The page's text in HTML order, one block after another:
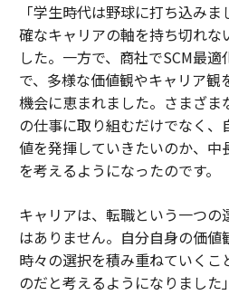
「学生時代は野球に打ち込み
確なキャリアの軸を持ち切れな
した。一方で、商社でSCM最
で、多様な価値観やキャリア観
機会に恵まれました。さまざま
の仕事に取り組むだけでなく
値を発揮していきたいのか、中
を考えるようになったのです。
キャリアは、転職という一つ
はありません。自分自身の価
時々の選択を積み重ねていくこ
のだと考えるようになりました」